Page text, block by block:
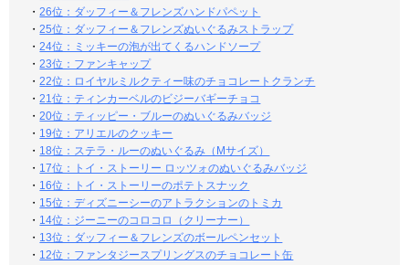
・26位：ダッフィー＆フレンズハンドパペット
・25位：ダッフィー＆フレンズぬいぐるみストラップ
・24位：ミッキーの泡が出てくるハンドソープ
・23位：ファンキャップ
・22位：ロイヤルミルクティー味のチョコレートクランチ
・21位：ティンカーベルのビジーバギーチョコ
・20位：ティッピー・ブルーのぬいぐるみバッジ
・ 19位：アリエルのクッキー
・ 18位：ステラ・ルーのぬいぐるみ（Mサイズ）
・ 17位：トイ・ストーリー ロッツォのぬいぐるみバッジ
・ 16位：トイ・ストーリーのポテトスナック
・ 15位：ディズニーシーのアトラクションのトミカ
・ 14位：ジーニーのコロコロ（クリーナー）
・ 13位：ダッフィー＆フレンズのボールペンセット
・ 12位：ファンタジースプリングスのチョコレート缶